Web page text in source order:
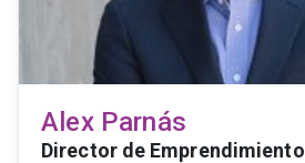
Alex Parnás
Director de Emprendimiento